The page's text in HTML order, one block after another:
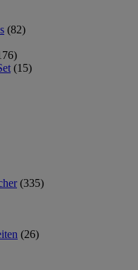
(82)
(15)
(335)
(26)